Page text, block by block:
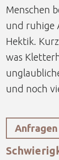
Menschen
und ruhige
Hektik.
was
und noch
Anfragen